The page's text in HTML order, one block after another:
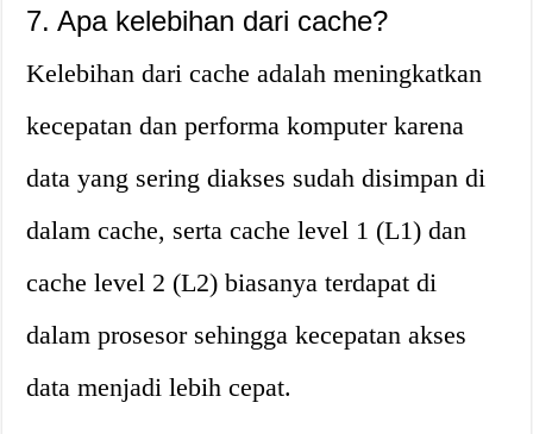
7. Apa kelebihan dari cache?
Kelebihan dari cache adalah meningkatkan
kecepatan dan performa komputer karena
data yang sering diakses sudah disimpan di
dalam cache, serta cache level 1 (L1) dan
cache level 2 (L2) biasanya terdapat di
dalam prosesor sehingga kecepatan akses
data menjadi lebih cepat.